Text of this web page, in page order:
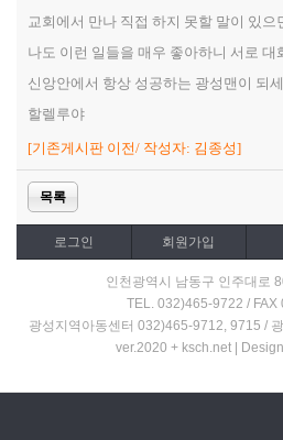
교회에서 만나 직접 하지 못할 말이 있으
나도 이런 일들을 매우 좋아하니 서로 대
신앙안에서 항상 성공하는 광성맨이 되
할렐루야
[기존게시판 이전/ 작성자: 김종성]
목록
로그인 회원가입
인천광역시 남동구 인주대로
TEL. 032)465-9722 /
광성지역아동센터 032)465-9712, 9715 /
ver.2020 + ksch.net |